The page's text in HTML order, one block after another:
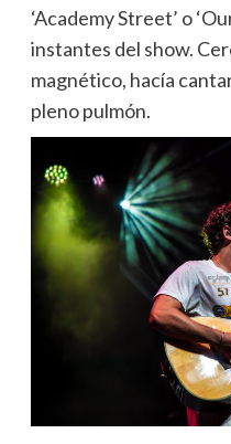
‘Academy Street’ o
instantes del show.
magnético, hacía
pleno pulmón.